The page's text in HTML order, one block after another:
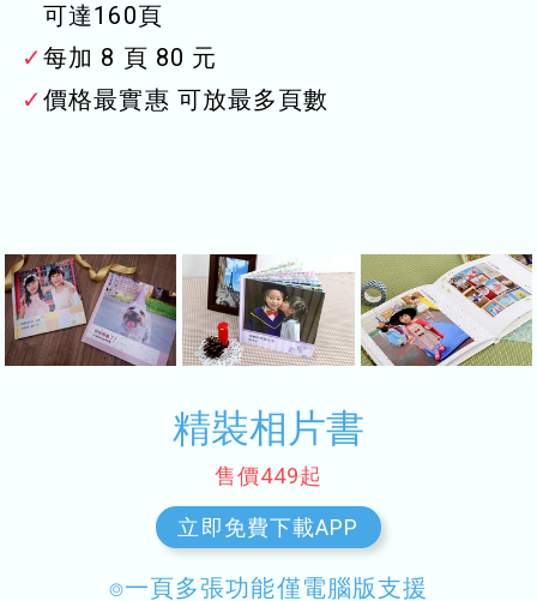
可達160頁
✓每加 8 頁 80 元
✓價格最實惠 可放最多頁數
精裝相片書
售價449起
立即免費下載APP
⌾一頁多張功能僅電腦版支援